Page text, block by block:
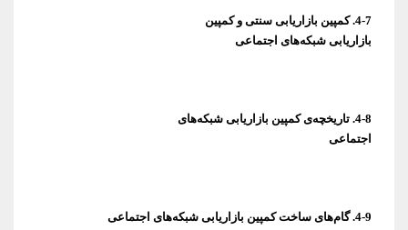
بازاریابی شبکه‌های اجتماعی
اجتماعی
4-9. گام های ساخت کمپین بازاریابی شبکههای اجتماعی